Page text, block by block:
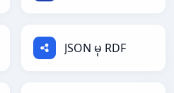
JSON မှ RDF